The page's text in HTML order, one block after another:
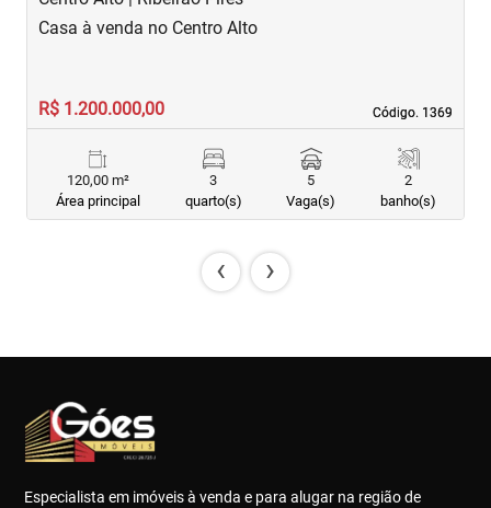
Código. 1369
Código. 1369
Casa à venda no Centro Alto
R$ 1.200.000,00
120,00 m²
Área principal
3
quarto(s)
5
Vaga(s)
2
banho(s)
‹ ›
Especialista em imóveis à venda e para alugar na região de